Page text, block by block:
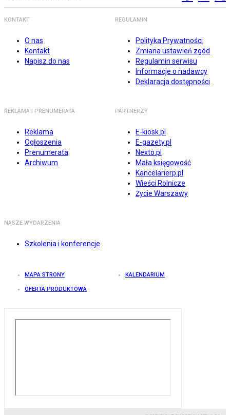
KONTAKT
O nas
Kontakt
Napisz do nas
REGULAMIN
Polityka Prywatności
Zmiana ustawień zgód
Regulamin serwisu
Informacje o nadawcy
Deklaracja dostępności
REKLAMA I PRENUMERATA
Reklama
Ogłoszenia
Prenumerata
Archiwum
PARTNERZY
E-kiosk.pl
E-gazety.pl
Nexto.pl
Mała księgowość
Kancelarierp.pl
Wieści Rolnicze
Życie Warszawy
NASZE WYDARZENIA
Szkolenia i konferencje
MAPA STRONY KALENDARIUM
OFERTA PRODUKTOWA